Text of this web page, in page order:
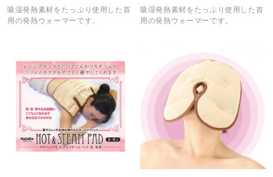
吸湿発熱素材をたっぷり使用した首
用の発熱ウォーマーです。
吸湿発熱素材をたっぷり使用した首
用の発熱ウォーマーです。